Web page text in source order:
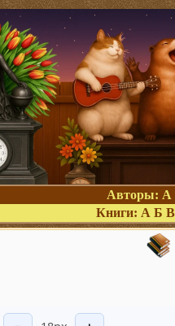
Авторы: А
Книги: А Б В